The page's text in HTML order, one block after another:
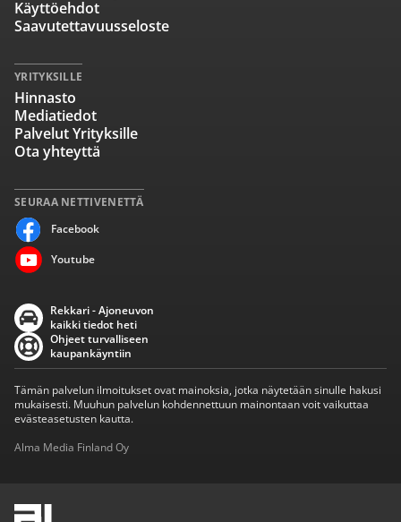
SEURAA NETTIVENETTÄ
Facebook
Youtube
Käyttöehdot
Saavutettavuusseloste
YRITYKSILLE
Hinnasto
Mediatiedot
Palvelut Yrityksille
Ota yhteyttä
Rekkari - Ajoneuvon
kaikki tiedot heti
Ohjeet turvalliseen
kaupankäyntiin
Tämän palvelun ilmoitukset ovat mainoksia, jotka näytetään sinulle hakusi
mukaisesti. Muuhun palvelun kohdennettuun mainontaan voit vaikuttaa
evästeasetusten kautta.
Alma Media Finland Oy